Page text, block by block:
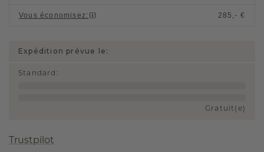
Vous économisez: 285,- €
Expédition prévue le:
Standard :
Gratuit(e)
Trustpilot